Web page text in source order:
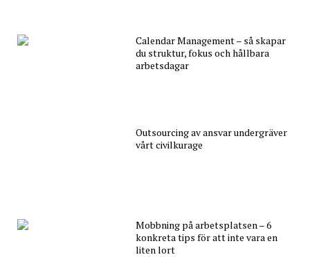
Calendar Management – så skapar
du struktur, fokus och hållbara
arbetsdagar
Outsourcing av ansvar undergräver
vårt civilkurage
Mobbning på arbetsplatsen – 6
konkreta tips för att inte vara en
liten lort